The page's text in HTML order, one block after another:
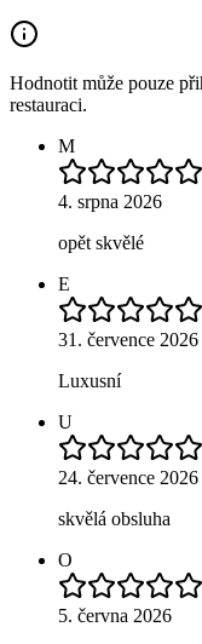
Hodnotit může pouze
restauraci.
M
4. srpna 2026
opět skvělé
E
31. července 2026
Luxusní
U
24. července 2026
skvělá obsluha
O
5. června 2026